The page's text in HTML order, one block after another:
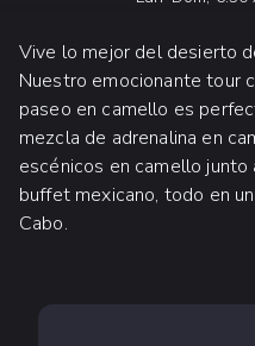
Vive lo mejor del desierto
Nuestro emocionante tour
paseo en camello es
mezcla de adrenalina en
escénicos en camello
buffet mexicano, todo en
Cabo.